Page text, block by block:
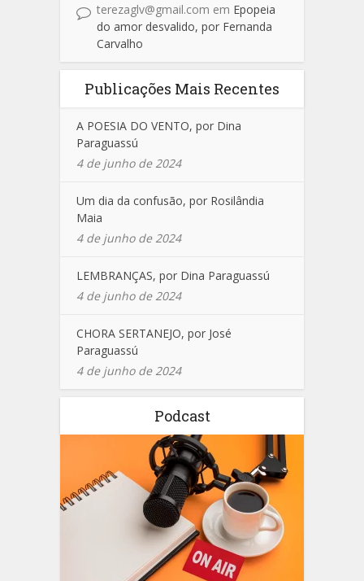
terezaglv@gmail.com em Epopeia
do amor desvalido, por Fernanda
Carvalho
Publicações Mais Recentes
A POESIA DO VENTO, por Dina
Paraguassú
4 de junho de 2024
Um dia da confusão, por Rosilândia
Maia
4 de junho de 2024
LEMBRANÇAS, por Dina Paraguassú
4 de junho de 2024
CHORA SERTANEJO, por José
Paraguassú
4 de junho de 2024
Podcast